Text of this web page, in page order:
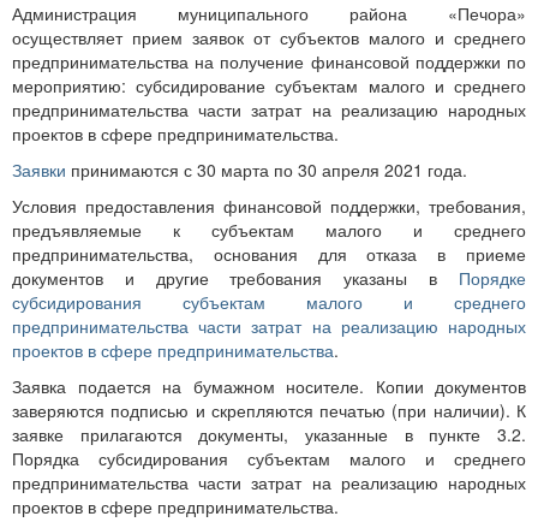
Администрация муниципального района «Печора»
осуществляет прием заявок от субъектов малого и среднего
предпринимательства на получение финансовой поддержки по
мероприятию: субсидирование субъектам малого и среднего
предпринимательства части затрат на реализацию народных
проектов в сфере предпринимательства.
Заявки принимаются с 30 марта по 30 апреля 2021 года.
Условия предоставления финансовой поддержки, требования,
предъявляемые к субъектам малого и среднего
предпринимательства, основания для отказа в приеме
документов и другие требования указаны в Порядке
субсидирования субъектам малого и среднего
предпринимательства части затрат на реализацию народных
проектов в сфере предпринимательства.
Заявка подается на бумажном носителе. Копии документов
заверяются подписью и скрепляются печатью (при наличии). К
заявке прилагаются документы, указанные в пункте 3.2.
Порядка субсидирования субъектам малого и среднего
предпринимательства части затрат на реализацию народных
проектов в сфере предпринимательства.